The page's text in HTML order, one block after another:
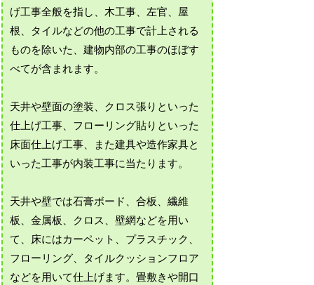
げ工事全般を指し、木工事、左官、屋
根、タイルなどの他の工事で計上される
ものを除いた、建物内部の工事のほぼす
べてが含まれます。
天井や壁面の塗装、クロス張りといった
仕上げ工事、フローリング貼りといった
床面仕上げ工事、また建具や造作家具と
いった工事が内装工事に当たります。
天井や壁では石膏ボード、合板、繊維
板、金属板、クロス、壁網などを用い
て、床にはカーペット、プラスチック、
フローリング、タイルクッションフロア
などを用いて仕上げます。畳敷きや開口